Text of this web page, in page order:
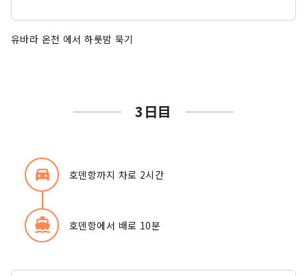
유바라 온천 에서 하룻밤 묵기
3日目
directions_car_filled 호덴항까지 차로 2시간
directions_boat 호덴항에서 배로 10분